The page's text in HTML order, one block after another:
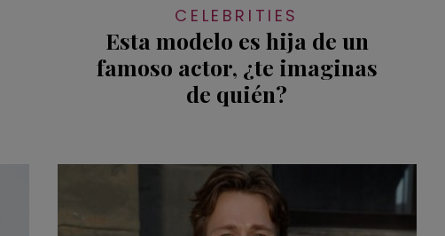
CELEBRITIES
Esta modelo es hija de un
famoso actor, ¿te imaginas
de quién?